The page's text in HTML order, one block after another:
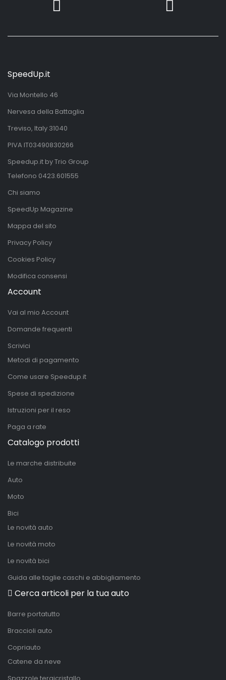
SpeedUp.it
Via Montello 46
Nervesa della Battaglia
Treviso, Italy 31040
PIVA IT03490830266
Speedup.it by Trio Group
Telefono 0423.601555
Chi siamo
SpeedUp Magazine
Mappa del sito
Privacy Policy
Cookies Policy
Modifica consensi
Account
Vai al mio Account
Domande frequenti
Scrivici
Metodi di pagamento
Come usare Speedup.it
Spese di spedizione
Istruzioni per il reso
Paga a rate
Catalogo prodotti
Le marche distribuite
Auto
Moto
Bici
Le novità auto
Le novità moto
Le novità bici
Guida alle taglie caschi e abbigliamento
Cerca articoli per la tua auto
Barre portatutto
Braccioli auto
Copriauto
Catene da neve